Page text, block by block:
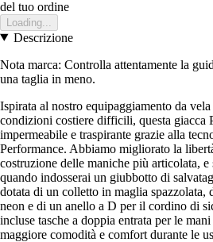
del tuo ordine
Loading...
Descrizione
Nota marca: Controlla attentamente la
una taglia in meno.
Ispirata al nostro equipaggiamento da
condizioni costiere difficili, questa giacca
impermeabile e traspirante grazie alla
Performance. Abbiamo migliorato la
costruzione delle maniche più articolata,
quando indosserai un giubbotto di
dotata di un colletto in maglia spazzolata,
neon e di un anello a D per il cordino di
incluse tasche a doppia entrata per le
maggiore comodità e comfort durante le